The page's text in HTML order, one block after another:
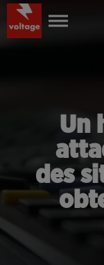
Un
des